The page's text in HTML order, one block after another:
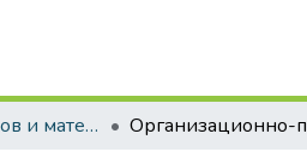
Сборники трудов и материалы конференций студентов